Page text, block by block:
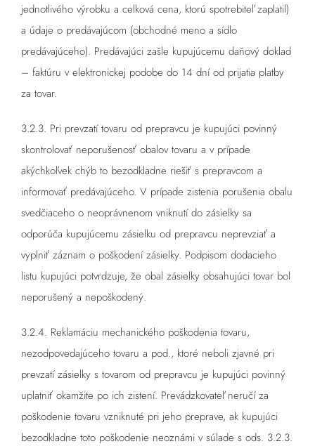
jednotlivého výrobku a celková cena, ktorú spotrebiteľ zaplatil)
a údaje o predávajúcom (obchodné meno a sídlo
predávajúceho). Predávajúci zašle kupujúcemu daňový doklad
– faktúru v elektronickej podobe do 14 dní od prijatia platby
za tovar.
3.2.3. Pri prevzatí tovaru od prepravcu je kupujúci povinný
skontrolovať neporušenosť obalov tovaru a v prípade
akýchkoľvek chýb to bezodkladne riešiť s prepravcom a
informovať predávajúceho. V prípade zistenia porušenia obalu
svedčiaceho o neoprávnenom vniknutí do zásielky sa
odporúča kupujúcemu zásielku od prepravcu neprevziať a
vyplniť záznam o poškodení zásielky. Podpisom dodacieho
listu kupujúci potvrdzuje, že obal zásielky obsahujúci tovar bol
neporušený a nepoškodený.
3.2.4. Reklamáciu mechanického poškodenia tovaru,
nezodpovedajúceho tovaru a pod., ktoré neboli zjavné pri
prevzatí zásielky s tovarom od prepravcu je kupujúci povinný
uplatniť okamžite po ich zistení. Prevádzkovateľ neručí za
poškodenie tovaru vzniknuté pri jeho preprave, ak kupujúci
bezodkladne toto poškodenie neoznámi v súlade s ods. 3.2.3.